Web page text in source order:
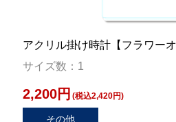
アクリル掛け時計【フラワーオ
サイズ数：1
2,200円 (税込2,420円)
その他